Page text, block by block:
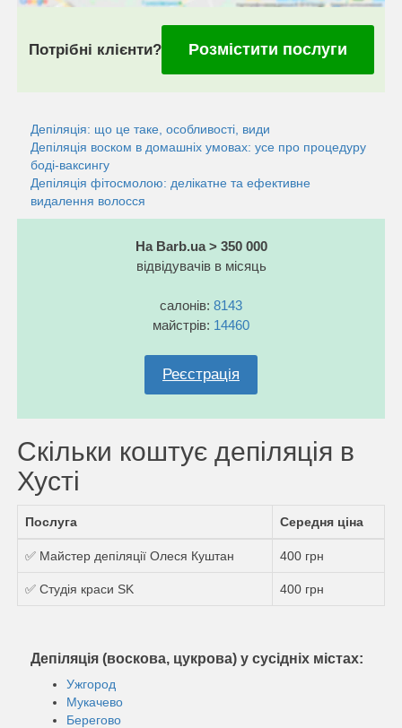
Потрібні клієнти? Розмістити послуги
Депіляція: що це таке, особливості, види
Депіляція воском в домашніх умовах: усе про процедуру
боді-ваксингу
Депіляція фітосмолою: делікатне та ефективне
видалення волосся
На Barb.ua > 350 000
відвідувачів в місяць
салонів: 8143
майстрів: 14460
Реєстрація
Скільки коштує депіляція в
Хусті
Послуга Середня ціна
✅ Майстер депіляції Олеся Куштан 400 грн
✅ Студія краси SK 400 грн
Депіляція (воскова, цукрова) у сусідніх містах:
Ужгород
Мукачево
Берегово